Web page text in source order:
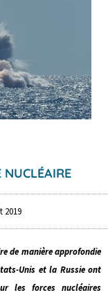
NUCLÉAIRE
2019
de manière approfondie
Unis et la Russie ont
les forces nucléaires